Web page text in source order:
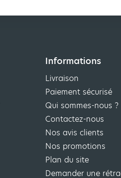
Informations
Livraison
Paiement sécurisé
Qui sommes-nous ?
Contactez-nous
Nos avis clients
Nos promotions
Plan du site
Demander une